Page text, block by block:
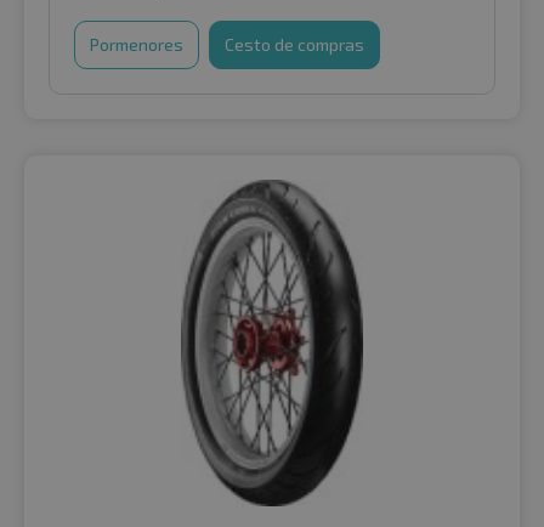
Pormenores Cesto de compras